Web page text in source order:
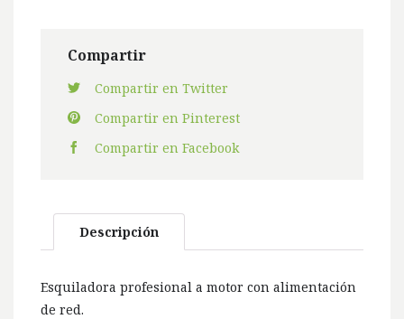
Compartir
Compartir en Twitter
Compartir en Pinterest
Compartir en Facebook
Descripción
Esquiladora profesional a motor con alimentación
de red.